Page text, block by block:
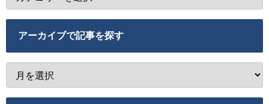
アーカイブで記事を探す